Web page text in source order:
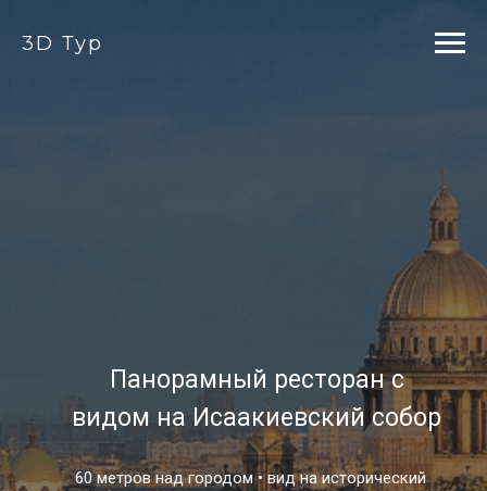
3D Тур
60 метров над городом • вид на исторический
Панорамный ресторан с
видом на Исаакиевский собор